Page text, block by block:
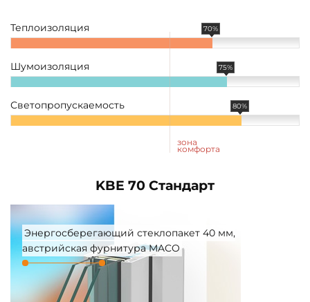
зона
комфорта
Теплоизоляция 70%
Шумоизоляция 75%
Светопропускаемость 80%
KBE 70 Стандарт
Энергосберегающий стеклопакет 40 мм,
австрийская фурнитура MACO